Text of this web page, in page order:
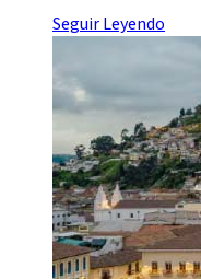
Seguir Leyendo